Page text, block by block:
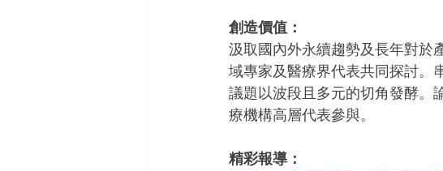
創造價值：
汲取國內外永續趨勢及長年對於
域專家及醫療界代表共同探討。
議題以波段且多元的切角發酵。
療機構高層代表參與。
精彩報導：